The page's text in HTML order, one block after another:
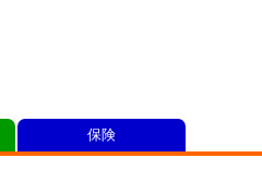
保険